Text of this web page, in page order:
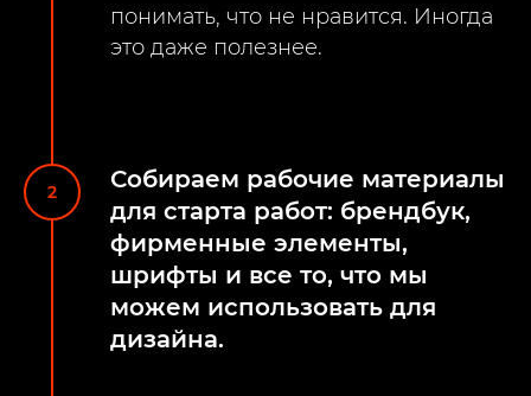
понимать, что не нравится. Иногда
это даже полезнее.
Собираем рабочие материалы
для старта работ: брендбук,
фирменные элементы,
шрифты и все то, что мы
можем использовать для
дизайна.